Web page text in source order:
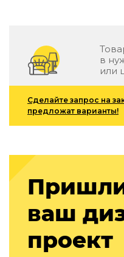
Сантехника и
Дизайнерские ванны
Подбор, производство
Отделка и
Стены
Стеновые
для террас
Террасные и фасадные
Биоклиматические
Камень
Изделия из
Светящийся камень
в
или
Сделайте запрос на
предложат варианты!
ваш
проект